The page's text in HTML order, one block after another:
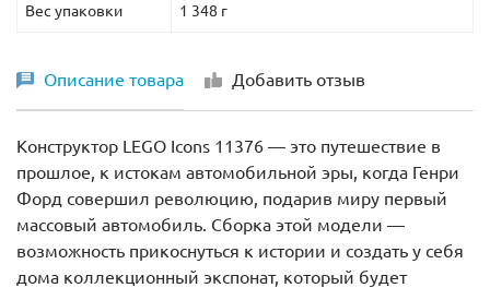
Вес упаковки 1 348 г
Описание товара Добавить отзыв
Конструктор LEGO Icons 11376 — это путешествие в
прошлое, к истокам автомобильной эры, когда Генри
Форд совершил революцию, подарив миру первый
массовый автомобиль. Сборка этой модели —
возможность прикоснуться к истории и создать у себя
дома коллекционный экспонат, который будет